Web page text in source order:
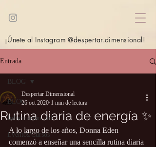
¡Únete al Instagram @despertar.dimensional!
Entrada
BLOG
Información útil
Eventos/Cursos
BLOG
Rutina diaria de energía ✨
Despertar Dimensional
26 oct 2020 1 min de lectura
A lo largo de los años, Donna Eden
comenzó a enseñar una sencilla rutina diaria